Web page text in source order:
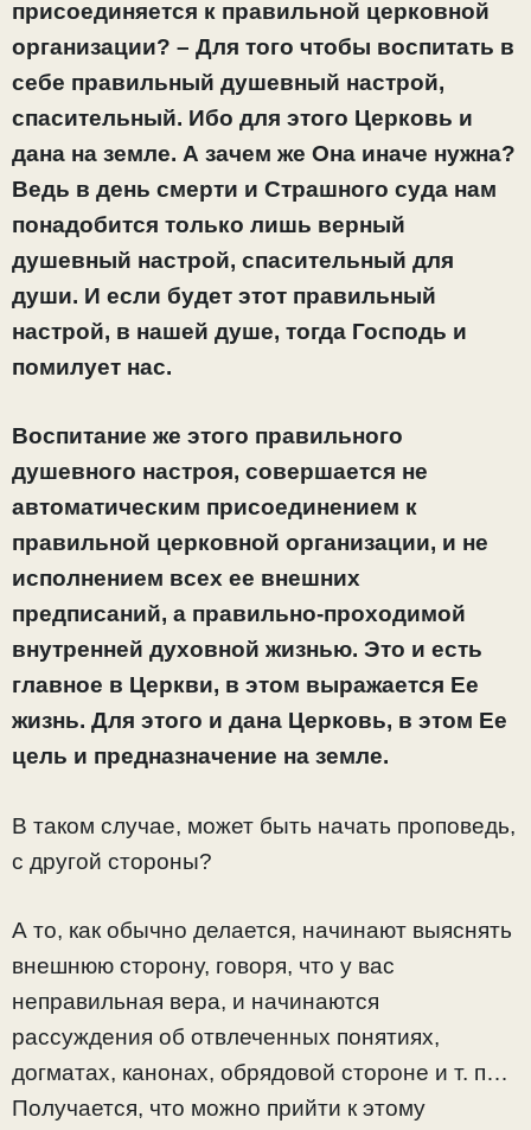
присоединяется к правильной церковной
организации? – Для того чтобы воспитать в
себе правильный душевный настрой,
спасительный. Ибо для этого Церковь и
дана на земле. А зачем же Она иначе нужна?
Ведь в день смерти и Страшного суда нам
понадобится только лишь верный
душевный настрой, спасительный для
души. И если будет этот правильный
настрой, в нашей душе, тогда Господь и
помилует нас.
Воспитание же этого правильного
душевного настроя, совершается не
автоматическим присоединением к
правильной церковной организации, и не
исполнением всех ее внешних
предписаний, а правильно-проходимой
внутренней духовной жизнью. Это и есть
главное в Церкви, в этом выражается Ее
жизнь. Для этого и дана Церковь, в этом Ее
цель и предназначение на земле.
В таком случае, может быть начать проповедь,
с другой стороны?
А то, как обычно делается, начинают выяснять
внешнюю сторону, говоря, что у вас
неправильная вера, и начинаются
рассуждения об отвлеченных понятиях,
догматах, канонах, обрядовой стороне и т. п…
Получается, что можно прийти к этому